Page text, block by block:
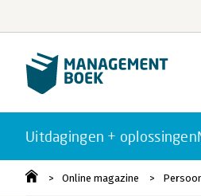
Uitdagingen + oplossingen
Online magazine